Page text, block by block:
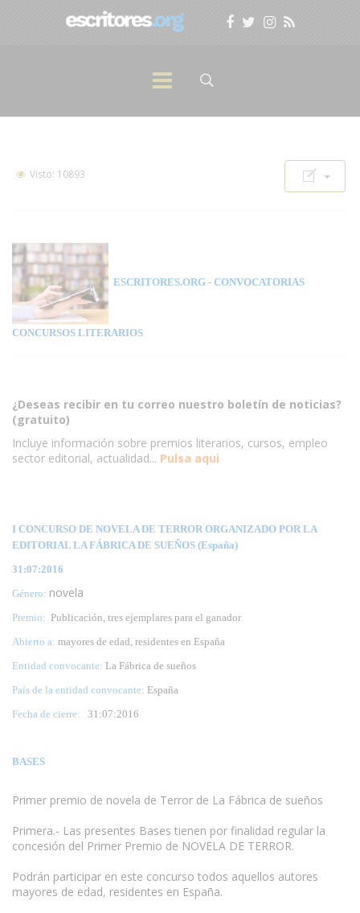
Visto: 10893
ESCRITORES.ORG - CONVOCATORIAS
CONCURSOS LITERARIOS
¿Deseas recibir en tu correo nuestro boletín de noticias?
(gratuito)
Incluye información sobre premios literarios, cursos, empleo
sector editorial, actualidad... Pulsa aqui
I CONCURSO DE NOVELA DE TERROR ORGANIZADO POR LA
EDITORIAL LA FÁBRICA DE SUEÑOS (España)
31:07:2016
Género: novela
Premio: Publicación, tres ejemplares para el ganador
Abierto a: mayores de edad, residentes en España
Entidad convocante: La Fábrica de sueños
País de la entidad convocante: España
Fecha de cierre: 31 :07:2016
BASES
Primer premio de novela de Terror de La Fábrica de sueños
Primera.- Las presentes Bases tienen por finalidad regular la
concesión del Primer Premio de NOVELA DE TERROR.
Podrán participar en este concurso todos aquellos autores
mayores de edad, residentes en España.